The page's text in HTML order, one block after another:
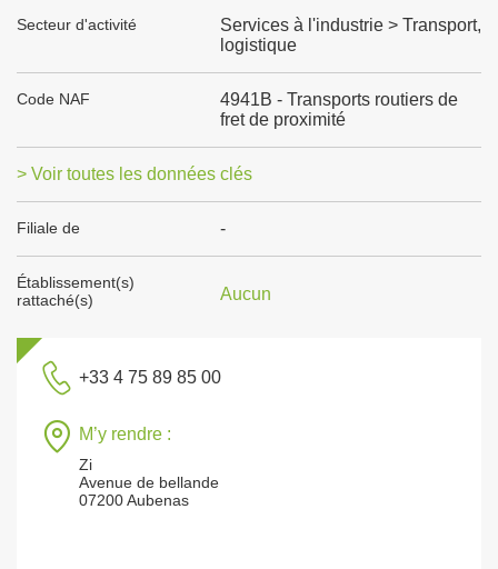
Secteur d'activité
Services à l'industrie > Transport,
logistique
Code NAF
4941B - Transports routiers de
fret de proximité
> Voir toutes les données clés
Filiale de -
Établissement(s)
rattaché(s)
Aucun
+33 4 75 89 85 00
M’y rendre :
Zi
Avenue de bellande
07200 Aubenas